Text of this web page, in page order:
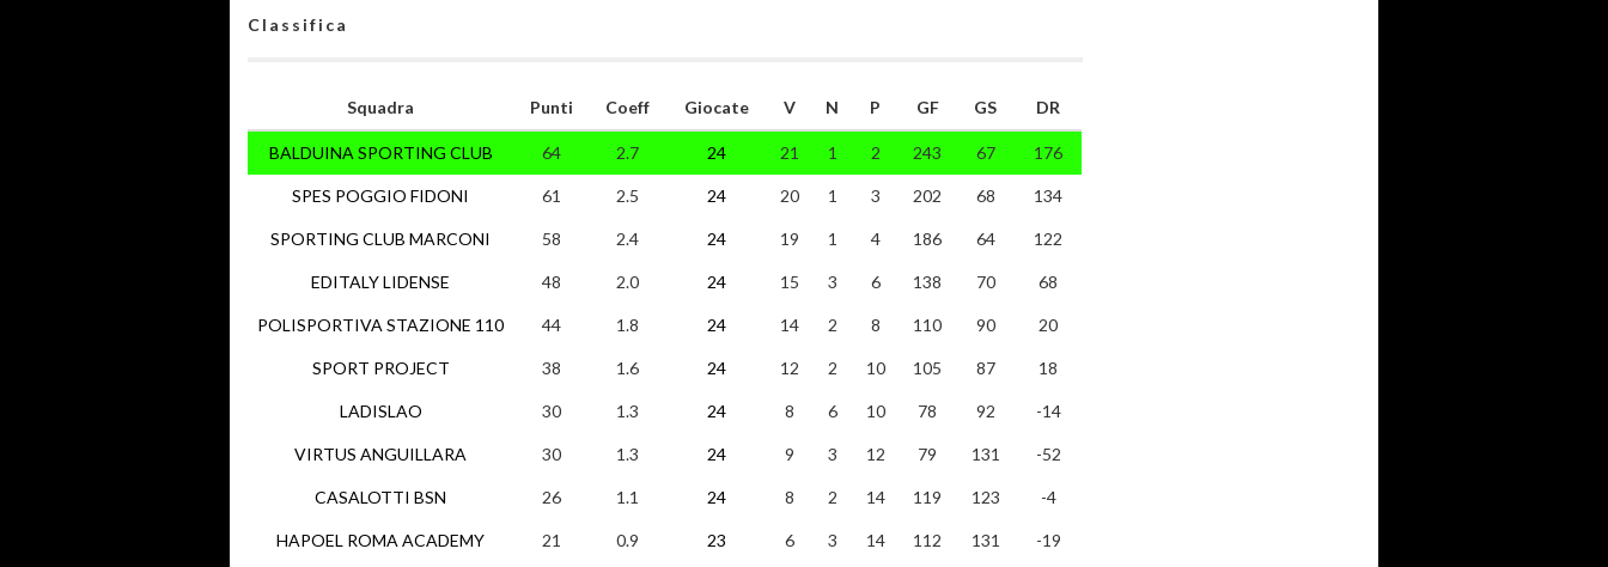
Classifica
Squadra
BALDUINA SPORTING CLUB
SPES POGGIO FIDONI
SPORTING CLUB MARCONI
EDITALY LIDENSE
POLISPORTIVA STAZIONE 110
SPORT PROJECT
LADISLAO
VIRTUS ANGUILLARA
CASALOTTI BSN
HAPOEL ROMA ACADEMY
Punti Coeff Giocate V N P GF GS DR
64 2.7 24 21 1 2 243 67 176
61 2.5 24 20 1 3 202 68 134
58 2.4 24 19 1 4 186 64 122
48 2.0 24 15 3 6 138 70 68
44 1.8 24 14 2 8 110 90 20
38 1.6 24 12 2 10 105 87 18
30 1.3 24 8 6 10 78 92 -14
30 1.3 24 9 3 12 79 131 -52
26 1.1 24 8 2 14 119 123 -4
21 0.9 23 6 3 14 112 131 -19